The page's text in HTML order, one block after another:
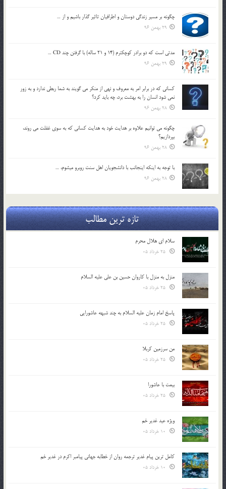
چگونه بر مسير زندگي دوستان و اطرافيان تاثير گذار باشيم و از …
29 بهمن 96
مدتي است كه دو برادر كوچكترم (14 و 21 ساله) با گرفتن چند CD …
29 بهمن 96
كساني كه در برابر امر به معروف و نهي از منكر مي گويند به شما ربطي ندارد و به زور
نمي شود انسان را به بهشت برد، چه بايد كرد؟
28 بهمن 96
چگونه مي توانيم علاوه بر هدايت خود به هدايت كساني كه به سوي غفلت مي روند،
بپردازيم؟
28 بهمن 96
با توجه به اينكه اينجانب با دانشجويان اهل سنت روبرو مي‎شوم، …
28 بهمن 96
تازه ترین مطالب
سلام ای هلال محرم
منزل به منزل با کاروان حسین بن علی علیه السلام
پاسخ امام زمان علیه السلام به چند شبهه عاشورایی
من سرزمین کربلا
بیعت با عاشورا
ویژه عید غدیر خم
کامل ترین پیام غدیر ترجمه روان از خطابه جهانی پیامبر اکرم در غدیر خم